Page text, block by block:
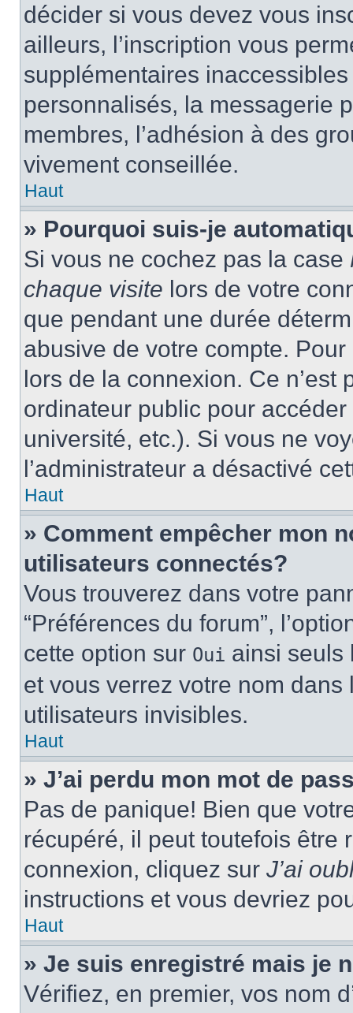
décider si vous devez vous
ailleurs, l’inscription vous
supplémentaires
personnalisés, la messagerie
membres, l’adhésion à des
vivement conseillée.
Haut
» Pourquoi suis-je
Si vous ne cochez pas la case
chaque visite lors de votre
que pendant une durée
abusive de votre compte.
lors de la connexion. Ce
ordinateur public pour
université, etc.). Si vous ne
l’administrateur a désactivé
Haut
» Comment empêcher mon
utilisateurs connectés?
Vous trouverez dans votre
“Préférences du forum”,
cette option sur Oui ainsi seuls
et vous verrez votre nom
utilisateurs invisibles.
Haut
» J’ai perdu mon mot de
Pas de panique! Bien que
récupéré, il peut toutefois être
connexion, cliquez sur J’ai
instructions et vous devriez
Haut
» Je suis enregistré mais je
Vérifiez, en premier, vos nom